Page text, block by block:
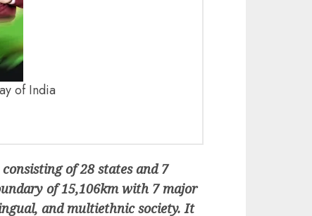
of India
of 28 states and 7
of 15,106km with 7 major
and multiethnic society. It